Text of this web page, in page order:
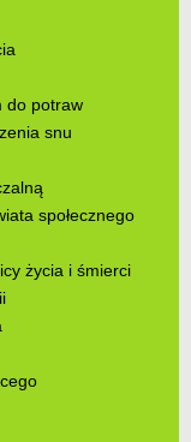
do potraw
snu
społecznego
życia i śmierci